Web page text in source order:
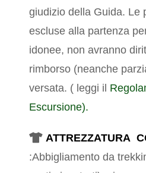
giudizio della Guida. Le
escluse alla partenza
idonee, non avranno
rimborso (neanche
versata. ( leggi il
Escursione).
ATTREZZATURA
:Abbigliamento da